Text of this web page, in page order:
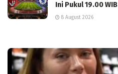
Ini Pukul 19.00 WIB
8 August 2026